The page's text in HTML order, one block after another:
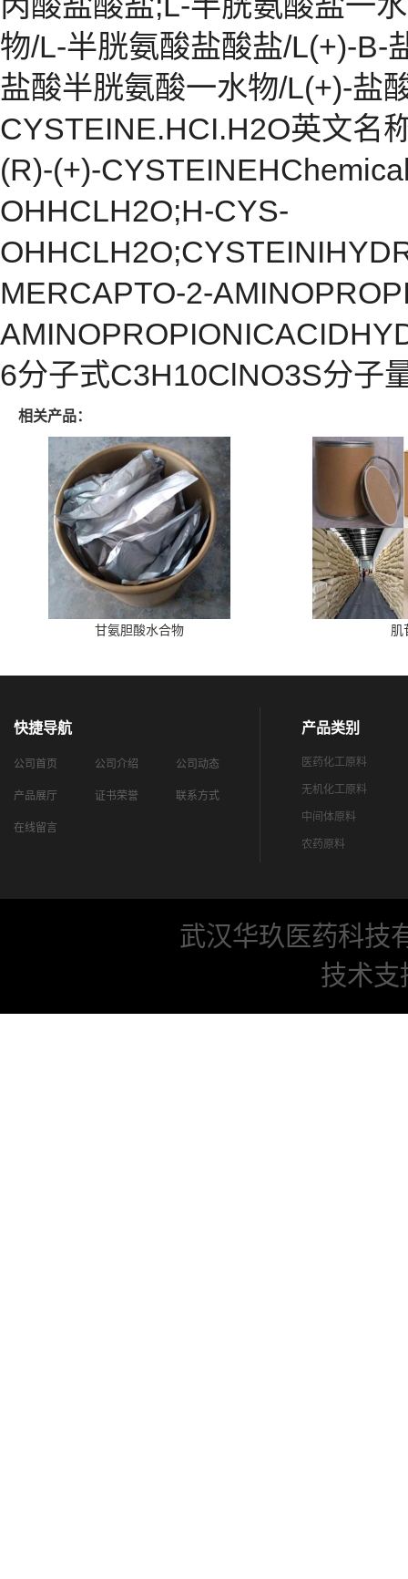
物/L-半胱氨酸盐酸盐/L(+)-Β-
盐酸半胱氨酸一水物/L(+)-盐
CYSTEINE.HCI.H2O英文名
(R)-(+)-
OHHCLH2O;H-CYS-
MERCAPTO-2-
6分子式C3H10ClNO3S分子
相关产品：
甘氨胆酸水合物 肌
快捷导航
公司首页 公司介绍 公司动态
产品展厅 证书荣誉 联系方式
在线留言
产品类别
医药化工原料
无机化工原料
中间体原料
农药原料
武汉华玖医药科技
技术